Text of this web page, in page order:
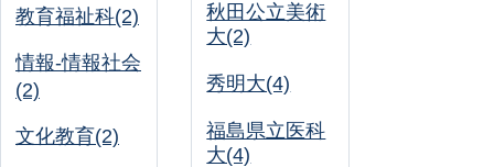
教育福祉科(2)
情報-情報社会
(2)
文化教育(2)
秋田公立美術
大(2)
秀明大(4)
福島県立医科
大(4)